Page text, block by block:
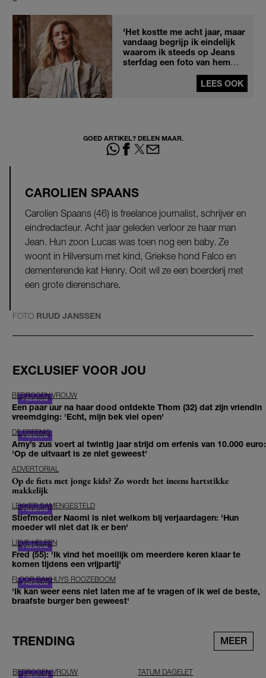
'Het kostte me acht jaar, maar
vandaag begrijp ik eindelijk
waarom ik steeds op Jeans
sterfdag een foto van hem
LEES OOK
GOED ARTIKEL? DELEN MAAR.
CAROLIEN SPAANS
Carolien Spaans (46) is freelance journalist, schrijver en
eindredacteur. Acht jaar geleden verloor ze haar man
Jean. Hun zoon Lucas was toen nog een baby. Ze
woont in Hilversum met kind, Griekse hond Falco en
dementerende kat Henry. Ooit wil ze een boerderij met
een grote dierenschare.
FOTO RUUD JANSSEN
EXCLUSIEF VOOR JOU
BEDROGEN VROUW
Een paar uur na haar dood ontdekte Thom (32) dat zijn vriendin
vreemdging: 'Echt, mijn bek viel open'
DE ERFENIS
Amy’s zus voert al twintig jaar strijd om erfenis van 10.000 euro:
'Op de uitvaart is ze niet geweest'
ADVERTORIAL
Op de fiets met jonge kids? Zo wordt het ineens hartstikke
makkelijk
LEKKER SAMENGESTELD
Stiefmoeder Naomi is niet welkom bij verjaardagen: 'Hun
moeder wil niet dat ik er ben'
LIEVE HELEEN
Fred (55): 'Ik vind het moeilijk om meerdere keren klaar te
komen tijdens een vrijpartij'
FLOOR BAKHUYS ROOZEBOOM
'Ik kan weer eens niet laten me af te vragen of ik wel de beste,
braafste burger ben geweest'
TRENDING MEER
BEDROGEN VROUW TATUM DAGELET